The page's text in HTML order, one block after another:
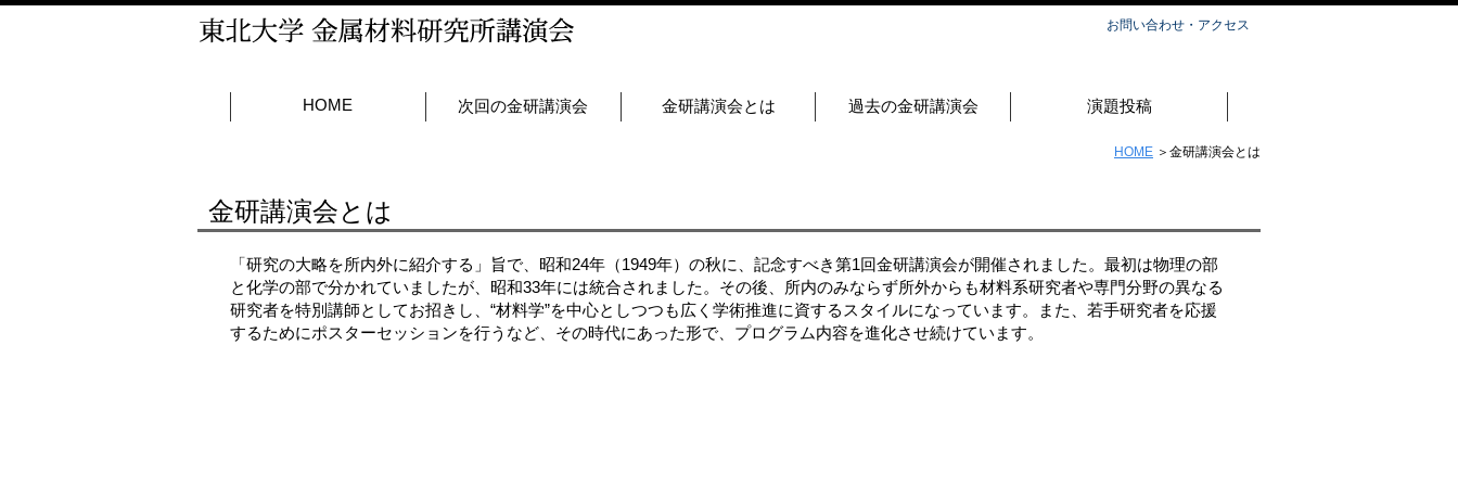
お問い合わせ・アクセス
HOME 次回の金研講演会 金研講演会とは 過去の金研講演会 演題投稿
HOME ＞金研講演会とは
金研講演会とは
「研究の大略を所内外に紹介する」旨で、昭和24年（1949年）の秋に、記念すべき第1回金研講演会が開催されました。最初は物理の部
と化学の部で分かれていましたが、昭和33年には統合されました。その後、所内のみならず所外からも材料系研究者や専門分野の異なる
研究者を特別講師としてお招きし、“材料学”を中心としつつも広く学術推進に資するスタイルになっています。また、若手研究者を応援
するためにポスターセッションを行うなど、その時代にあった形で、プログラム内容を進化させ続けています。